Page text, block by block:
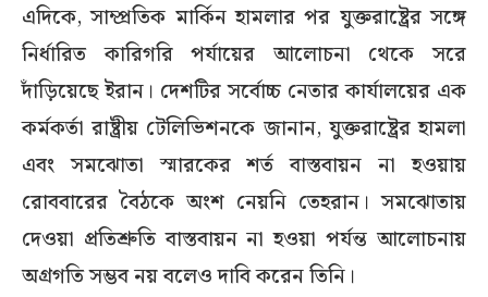
এদিকে, সাম্প্রতিক মার্কিন হামলার পর যুক্তরাষ্ট্রের সঙ্গে
নির্ধারিত কারিগরি পর্যায়ের আলোচনা থেকে সরে
দাঁড়িয়েছে ইরান। দেশটির সর্বোচ্চ নেতার কার্যালয়ের এক
কর্মকর্তা রাষ্ট্রীয় টেলিভিশনকে জানান, যুক্তরাষ্ট্রের হামলা
এবং সমঝোতা স্মারকের শর্ত বাস্তবায়ন না হওয়ায়
রোববারের বৈঠকে অংশ নেয়নি তেহরান। সমঝোতায়
দেওয়া প্রতিশ্রুতি বাস্তবায়ন না হওয়া পর্যন্ত আলোচনায়
অগ্রগতি সম্ভব নয় বলেও দাবি করেন তিনি।